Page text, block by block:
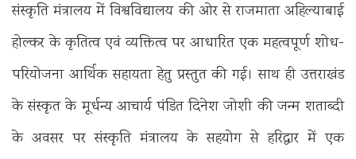
संस्कृति मंत्रालय में विश्वविद्यालय की ओर से राजमाता अहिल्याबाई
होल्कर के कृतित्व एवं व्यक्तित्व पर आधारित एक महत्वपूर्ण शोध-
परियोजना आर्थिक सहायता हेतु प्रस्तुत की गई। साथ ही उत्तराखंड
के संस्कृत के मूर्धन्य आचार्य पंडित दिनेश जोशी की जन्म शताब्दी
के अवसर पर संस्कृति मंत्रालय के सहयोग से हरिद्वार में एक